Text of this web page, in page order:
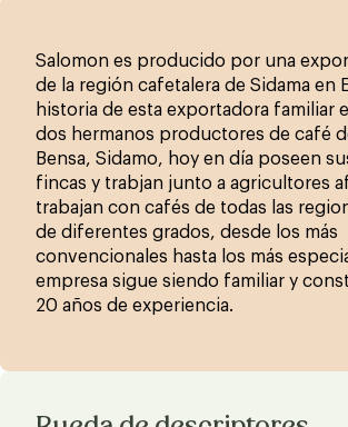
Salomon es producido por una
de la región cafetalera de Sidama en
historia de esta exportadora familiar
dos hermanos productores de café
Bensa, Sidamo, hoy en día poseen
fincas y trabjan junto a agricultores
trabajan con cafés de todas las
de diferentes grados, desde los más
convencionales hasta los más
empresa sigue siendo familiar y
20 años de experiencia.